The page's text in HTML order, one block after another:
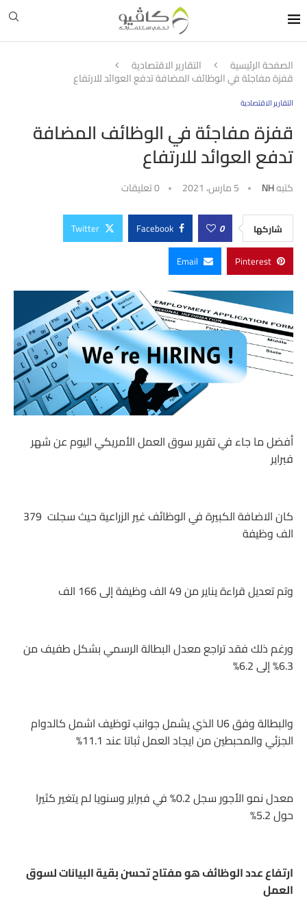
الصفحة الرئيسية التقارير الاقتصادية
قفزة مفاجئة في الوظائف المضافة تدفع العوائد للارتفاع
التقارير الاقتصادية
قفزة مفاجئة في الوظائف المضافة
تدفع العوائد للارتفاع
كتبهNH 5 مارس، 2021 0 تعليقات
شاركها 0
Facebook
Twitter
Pinterest
Email
أفضل ما جاء في تقرير سوق العمل الأمريكي اليوم عن شهر
فبراير
كان الاضافة الكبيرة في الوظائف غير الزراعية حيث سجلت 379
الف وظيفة
وتم تعديل قراءة يناير من 49 الف وظيفة إلى 166 الف
ورغم ذلك فقد تراجع معدل البطالة الرسمي بشكل طفيف من
6.3% إلى 6.2%
والبطالة وفق U6 الذي يشمل جوانب توظيف اشمل كالدوام
الجزئي والمحبطين من ايجاد العمل ثباتا عند 11.1%
معدل نمو الأجور سجل 0.2% في فبراير وسنويا لم يتغير كثيرا
حول 5.2%
ارتفاع عدد الوظائف هو مفتاح تحسن بقية البيانات لسوق
العمل